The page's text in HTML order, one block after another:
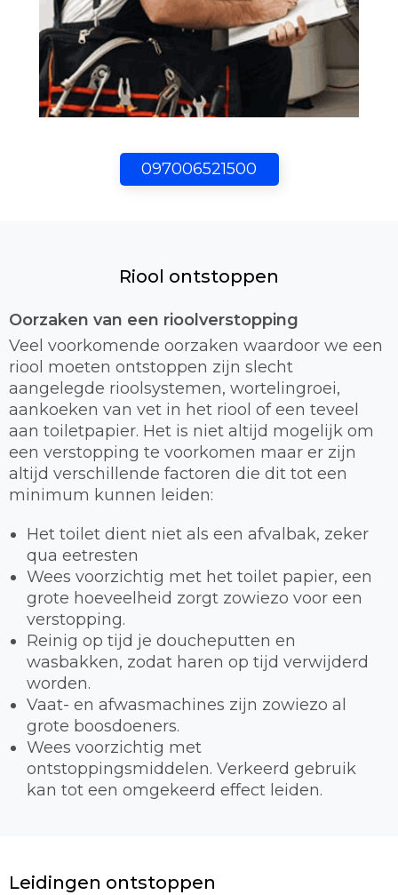
097006521500
Riool ontstoppen
Oorzaken van een rioolverstopping
Veel voorkomende oorzaken waardoor we een
riool moeten ontstoppen zijn slecht
aangelegde rioolsystemen, wortelingroei,
aankoeken van vet in het riool of een teveel
aan toiletpapier. Het is niet altijd mogelijk om
een verstopping te voorkomen maar er zijn
altijd verschillende factoren die dit tot een
minimum kunnen leiden:
Het toilet dient niet als een afvalbak, zeker
qua eetresten
Wees voorzichtig met het toilet papier, een
grote hoeveelheid zorgt zowiezo voor een
verstopping.
Reinig op tijd je doucheputten en
wasbakken, zodat haren op tijd verwijderd
worden.
Vaat- en afwasmachines zijn zowiezo al
grote boosdoeners.
Wees voorzichtig met
ontstoppingsmiddelen. Verkeerd gebruik
kan tot een omgekeerd effect leiden.
Leidingen ontstoppen